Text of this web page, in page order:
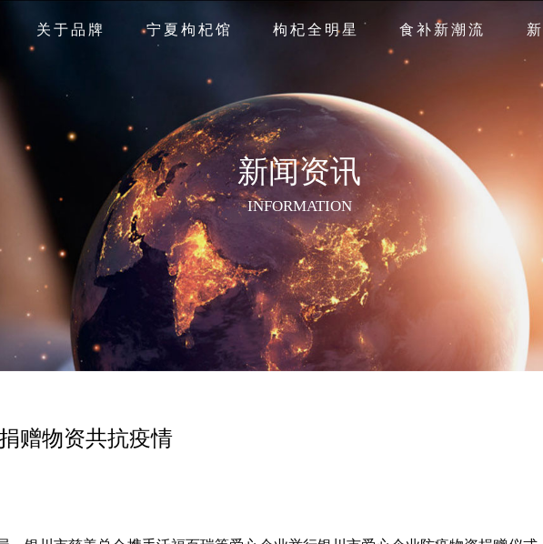
关于品牌 宁夏枸杞馆 枸杞全明星 食补新潮流
新闻资讯
INFORMATION
赠物资共抗疫情